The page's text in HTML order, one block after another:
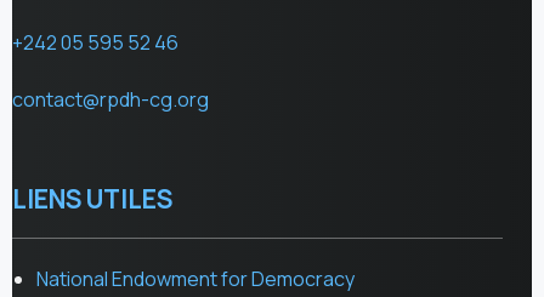
+242 05 595 52 46
contact@rpdh-cg.org
LIENS UTILES
National Endowment for Democracy